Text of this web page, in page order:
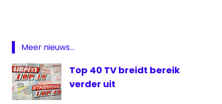
Harderwijk
Gullit
Helmond
Meer nieuws...
Top 40 TV breidt bereik
verder uit